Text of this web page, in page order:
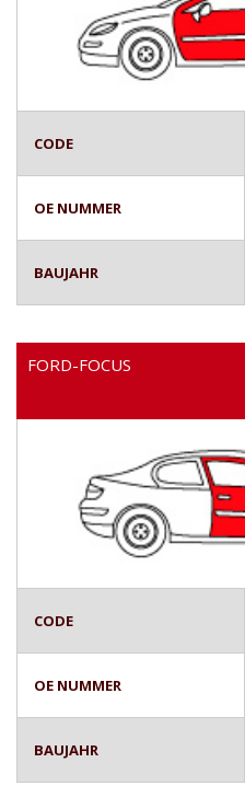
CODE
OE NUMMER
BAUJAHR
FORD-FOCUS
CODE
OE NUMMER
BAUJAHR